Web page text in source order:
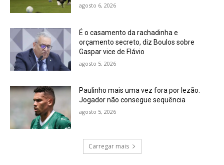
agosto 6, 2026
É o casamento da rachadinha e
orçamento secreto, diz Boulos sobre
Gaspar vice de Flávio
agosto 5, 2026
Paulinho mais uma vez fora por lezão.
Jogador não consegue sequência
agosto 5, 2026
Carregar mais